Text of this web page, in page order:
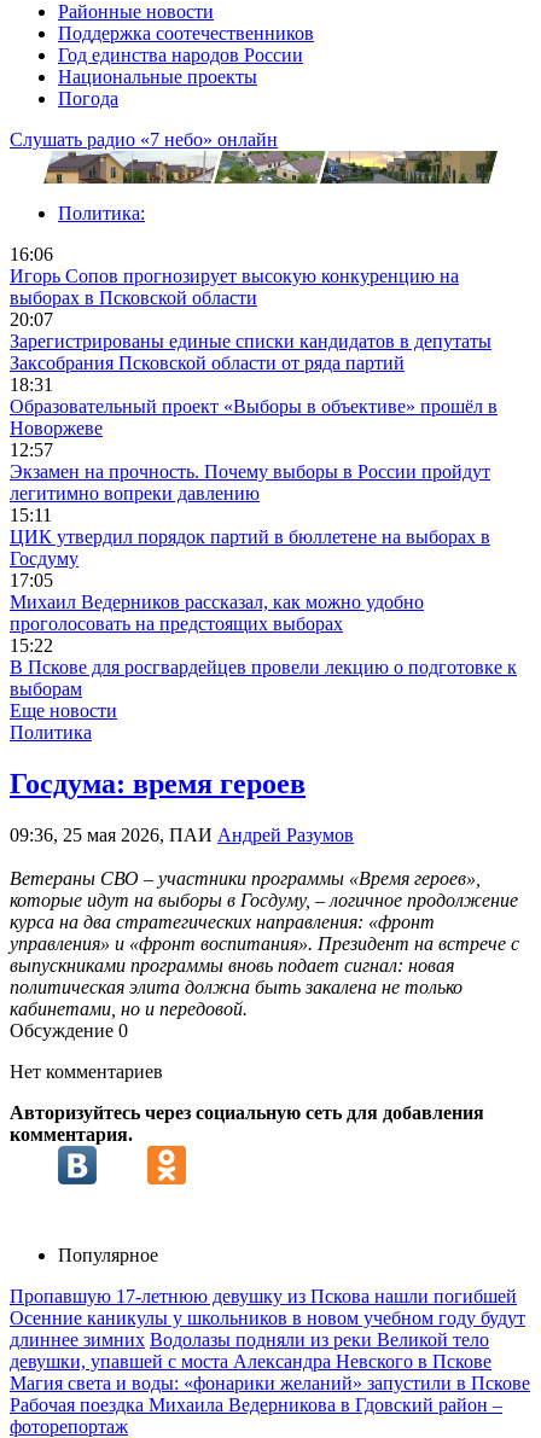
Районные новости
Поддержка соотечественников
Год единства народов России
Национальные проекты
Погода
Слушать радио «7 небо» онлайн
Политика:
16:06
Игорь Сопов прогнозирует высокую конкуренцию на
выборах в Псковской области
20:07
Зарегистрированы единые списки кандидатов в депутаты
Заксобрания Псковской области от ряда партий
18:31
Образовательный проект «Выборы в объективе» прошёл в
Новоржеве
12:57
Экзамен на прочность. Почему выборы в России пройдут
легитимно вопреки давлению
15:11
ЦИК утвердил порядок партий в бюллетене на выборах в
Госдуму
17:05
Михаил Ведерников рассказал, как можно удобно
проголосовать на предстоящих выборах
15:22
В Пскове для росгвардейцев провели лекцию о подготовке к
выборам
Еще новости
Политика
Госдума: время героев
09:36, 25 мая 2026, ПАИ Андрей Разумов
Ветераны СВО – участники программы «Время героев»,
которые идут на выборы в Госдуму, – логичное продолжение
курса на два стратегических направления: «фронт
управления» и «фронт воспитания». Президент на встрече с
выпускниками программы вновь подает сигнал: новая
политическая элита должна быть закалена не только
кабинетами, но и передовой.
Обсуждение 0
Нет комментариев
Авторизуйтесь через социальную сеть для добавления
комментария.
Популярное
Пропавшую 17-летнюю девушку из Пскова нашли погибшей
Осенние каникулы у школьников в новом учебном году будут
длиннее зимних Водолазы подняли из реки Великой тело
девушки, упавшей с моста Александра Невского в Пскове
Магия света и воды: «фонарики желаний» запустили в Пскове
Рабочая поездка Михаила Ведерникова в Гдовский район –
фоторепортаж